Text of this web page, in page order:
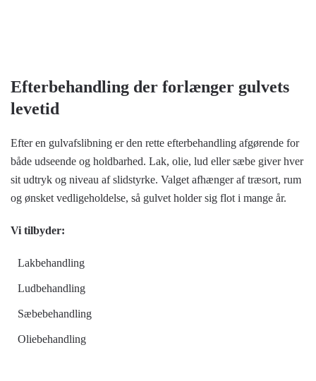
Efterbehandling der forlænger gulvets
levetid
Efter en gulvafslibning er den rette efterbehandling afgørende for
både udseende og holdbarhed. Lak, olie, lud eller sæbe giver hver
sit udtryk og niveau af slidstyrke. Valget afhænger af træsort, rum
og ønsket vedligeholdelse, så gulvet holder sig flot i mange år.
Vi tilbyder:
Lakbehandling
Ludbehandling
Sæbebehandling
Oliebehandling